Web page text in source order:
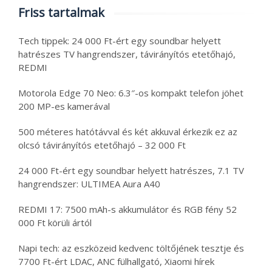
Friss tartalmak
Tech tippek: 24 000 Ft-ért egy soundbar helyett
hatrészes TV hangrendszer, távirányítós etetőhajó,
REDMI
Motorola Edge 70 Neo: 6.3″-os kompakt telefon jöhet
200 MP-es kamerával
500 méteres hatótávval és két akkuval érkezik ez az
olcsó távirányítós etetőhajó – 32 000 Ft
24 000 Ft-ért egy soundbar helyett hatrészes, 7.1 TV
hangrendszer: ULTIMEA Aura A40
REDMI 17: 7500 mAh-s akkumulátor és RGB fény 52
000 Ft körüli ártól
Napi tech: az eszközeid kedvenc töltőjének tesztje és
7700 Ft-ért LDAC, ANC fülhallgató, Xiaomi hírek